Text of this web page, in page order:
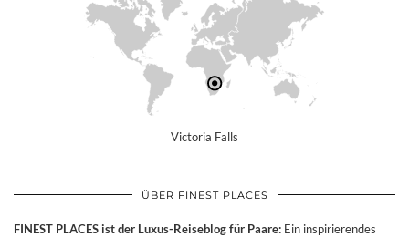
Victoria Falls
ÜBER FINEST PLACES
FINEST PLACES ist der Luxus-Reiseblog für Paare: Ein inspirierendes